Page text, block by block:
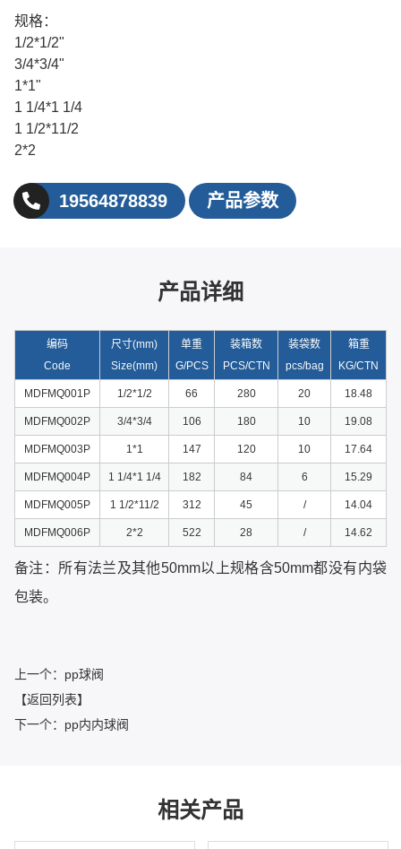
规格：
1/2*1/2"
3/4*3/4"
1*1"
1 1/4*1 1/4
1 1/2*11/2
2*2
19564878839 产品参数
产品详细
编码
Code
尺寸(mm)
Size(mm)
单重
G/PCS
装箱数
PCS/CTN
装袋数
pcs/bag
箱重
KG/CTN
MDFMQ001P 1/2*1/2 66 280 20 18.48
MDFMQ002P 3/4*3/4 106 180 10 19.08
MDFMQ003P 1*1 147 120 10 17.64
MDFMQ004P 1 1/4*1 1/4 182 84 6 15.29
MDFMQ005P 1 1/2*11/2 312 45 / 14.04
MDFMQ006P 2*2 522 28 / 14.62
备注：所有法兰及其他50mm以上规格含50mm都没有内袋
包装。
上一个：pp球阀
【返回列表】
下一个：pp内内球阀
相关产品